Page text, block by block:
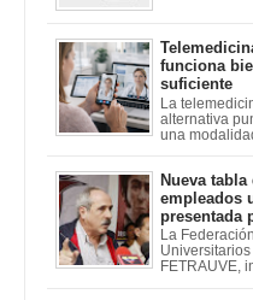
funciona
suficiente
La
alternativa
una
Nueva
empleados
presentada
La
FETRAUVE,